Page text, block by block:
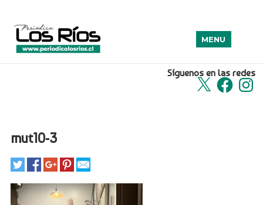
Síguenos en las redes
X Facebook
MENU
mut10-3